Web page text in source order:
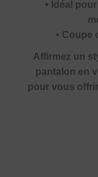
• Idéal
• Coupe
Affirmez un
pantalon en
pour vous